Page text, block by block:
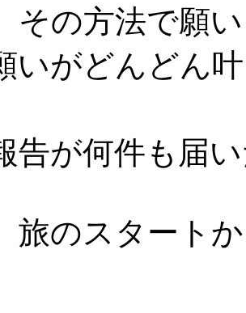
その方法で願
いがどんどん
告が何件も届
旅のスタート